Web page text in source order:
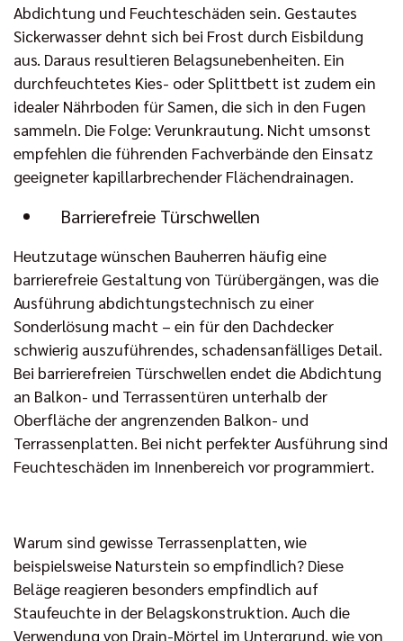
Abdichtung und Feuchteschäden sein. Gestautes
Sickerwasser dehnt sich bei Frost durch Eisbildung
aus. Daraus resultieren Belagsunebenheiten. Ein
durchfeuchtetes Kies- oder Splittbett ist zudem ein
idealer Nährboden für Samen, die sich in den Fugen
sammeln. Die Folge: Verunkrautung. Nicht umsonst
empfehlen die führenden Fachverbände den Einsatz
geeigneter kapillarbrechender Flächendrainagen.
Barrierefreie Türschwellen
Heutzutage wünschen Bauherren häufig eine
barrierefreie Gestaltung von Türübergängen, was die
Ausführung abdichtungstechnisch zu einer
Sonderlösung macht – ein für den Dachdecker
schwierig auszuführendes, schadensanfälliges Detail.
Bei barrierefreien Türschwellen endet die Abdichtung
an Balkon- und Terrassentüren unterhalb der
Oberfläche der angrenzenden Balkon- und
Terrassenplatten. Bei nicht perfekter Ausführung sind
Feuchteschäden im Innenbereich vor programmiert.
Warum sind gewisse Terrassenplatten, wie
beispielsweise Naturstein so empfindlich? Diese
Beläge reagieren besonders empfindlich auf
Staufeuchte in der Belagskonstruktion. Auch die
Verwendung von Drain-Mörtel im Untergrund, wie von